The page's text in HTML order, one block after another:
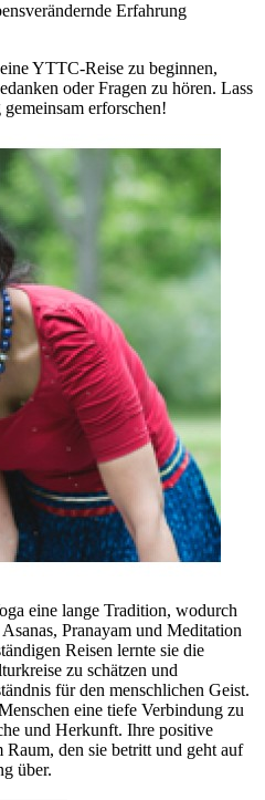
Erfahrung
YTTC-Reise zu beginnen,
oder Fragen zu hören. Lass
erforschen!
eine lange Tradition, wodurch
Pranayam und Meditation
Reisen lernte sie die
zu schätzen und
für den menschlichen Geist.
eine tiefe Verbindung zu
und Herkunft. Ihre positive
den sie betritt und geht auf
über.